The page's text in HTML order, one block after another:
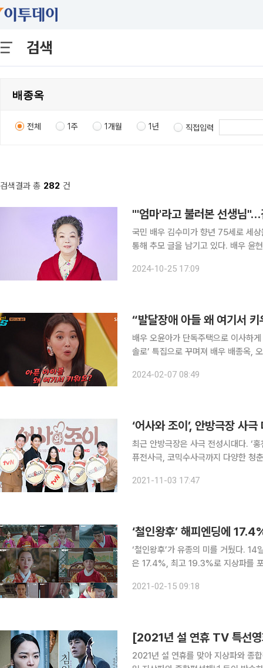
검색
전체 1주 1개월 1년 직접입력
검색결과 총 282 건
"'엄마'라고 불러본 선생님
국민 배우 김수미가 향년 75세로 세
통해 추모 글을 남기고 있다. 배우 윤현숙은 25일 인스타그램에 김수미, 배종옥, 변정수와 함께 여
2024-10-25 17:09
“발달장애 아들 왜 여기서
배우 오윤아가 단독주택으로 이사하게 된 이유를 밝혔다. 6일 방
솔로’ 특집으로 꾸며져 배우 배종옥,
했다. 그는 자신의 유튜브 채널에서
2024-02-07 08:49
‘어사와 조이’, 안방극장 사
최근 안방극장은 사극 전성시대다. ‘홍
퓨전사극, 코믹수사극까지 다양한 청
2021-11-03 17:47
‘철인왕후’ 해피엔딩에
‘철인왕후’가 유종의 미를 거뒀다. 14일 종영한 tvN 토일드라마 ‘철인왕후’ 마지막 회 시청률
은 17.4%, 최고 19.3%로 지상파를
에 제자리를 찾은 김소용(신혜선 분)
2021-02-15 09:18
2021년 설 연휴를 맞아 지상파와 종